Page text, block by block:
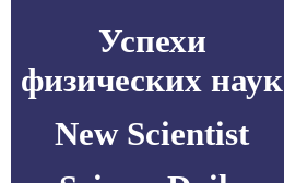
Успехи
физических наук
New Scientist